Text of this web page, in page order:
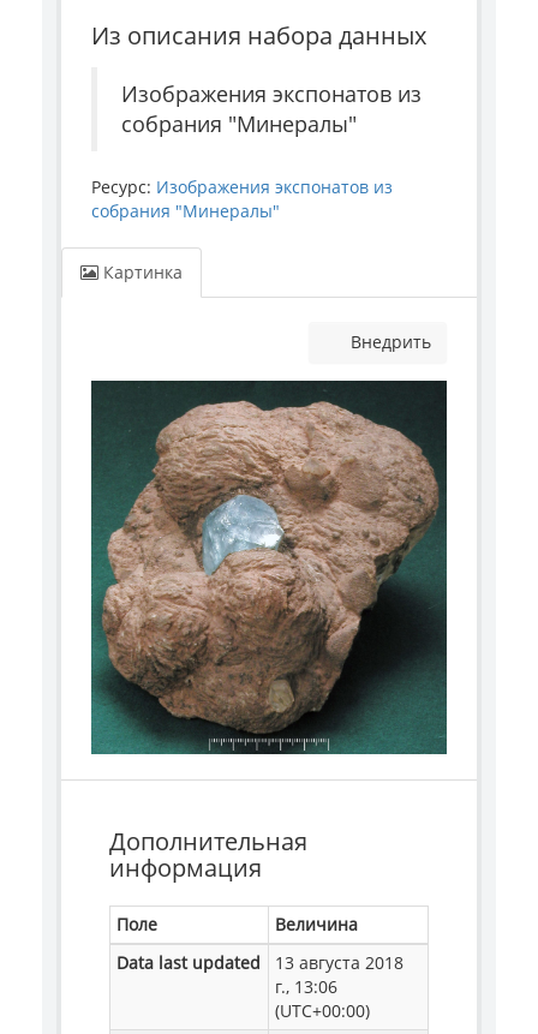
Из описания набора данных
Изображения экспонатов из
собрания "Минералы"
Ресурс: Изображения экспонатов из
собрания "Минералы"
Картинка
Внедрить
Дополнительная
информация
Поле
Величина
Data last updated
13 августа 2018
г., 13:06
(UTC+00:00)